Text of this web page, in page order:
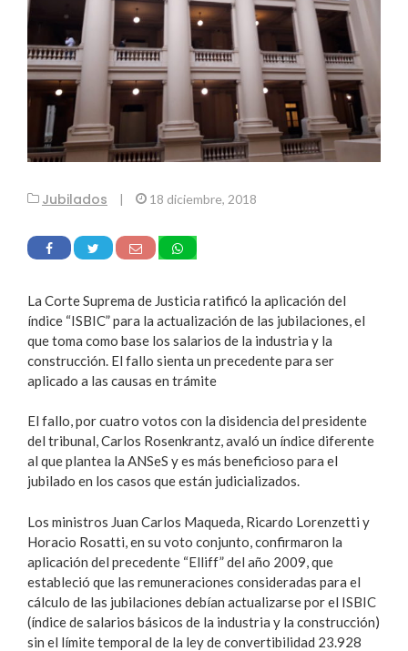
Jubilados | 18 diciembre, 2018
La Corte Suprema de Justicia ratificó la aplicación del
índice “ISBIC” para la actualización de las jubilaciones, el
que toma como base los salarios de la industria y la
construcción. El fallo sienta un precedente para ser
aplicado a las causas en trámite
El fallo, por cuatro votos con la disidencia del presidente
del tribunal, Carlos Rosenkrantz, avaló un índice diferente
al que plantea la ANSeS y es más beneficioso para el
jubilado en los casos que están judicializados.
Los ministros Juan Carlos Maqueda, Ricardo Lorenzetti y
Horacio Rosatti, en su voto conjunto, confirmaron la
aplicación del precedente “Elliff” del año 2009, que
estableció que las remuneraciones consideradas para el
cálculo de las jubilaciones debían actualizarse por el ISBIC
(índice de salarios básicos de la industria y la construcción)
sin el límite temporal de la ley de convertibilidad 23.928